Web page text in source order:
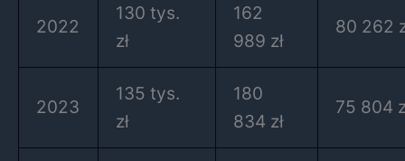
2022
130 tys.
zł
162
989 zł
80 262
2023
135 tys.
zł
180
834 zł
75 804